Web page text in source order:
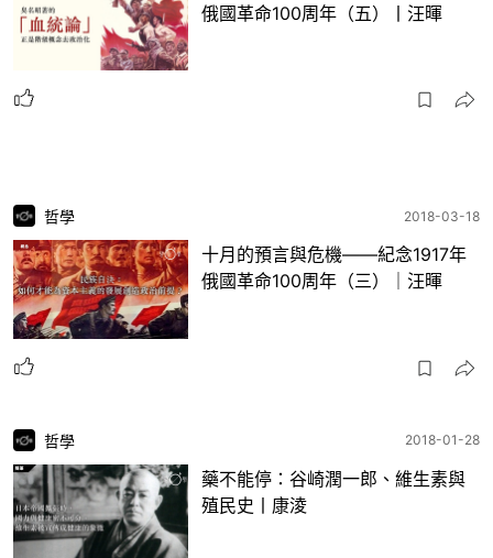
俄國革命100周年（五）丨汪暉
哲學 2018-03-18
十月的預言與危機——紀念1917年
俄國革命100周年（三）｜汪暉
哲學 2018-01-28
藥不能停：谷崎潤一郎、維生素與
殖民史丨康淩